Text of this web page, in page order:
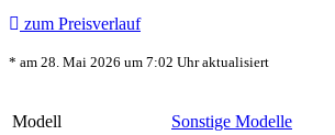
zum Preisverlauf
* am 28. Mai 2026 um 7:02 Uhr aktualisiert
Modell
Sonstige Modelle